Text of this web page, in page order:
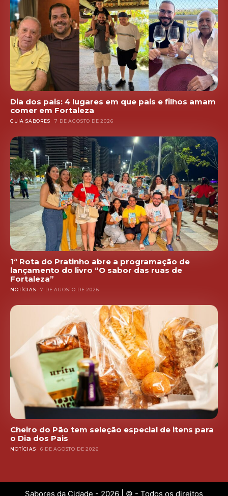
Dia dos pais: 4 lugares em que pais e filhos amam
comer em Fortaleza
GUIA SABORES 7 DE AGOSTO DE 2026
1ª Rota do Pratinho abre a programação de
lançamento do livro “O sabor das ruas de
Fortaleza”
NOTÍCIAS 7 DE AGOSTO DE 2026
Cheiro do Pão tem seleção especial de itens para
o Dia dos Pais
NOTÍCIAS 6 DE AGOSTO DE 2026
Sabores da Cidade - 2026 | © - Todos os direitos